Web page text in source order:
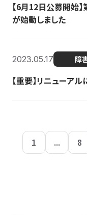
【6月12日公募開始
が始動しました
2023.05.17 障
【重要】リニューア
1 ... 8